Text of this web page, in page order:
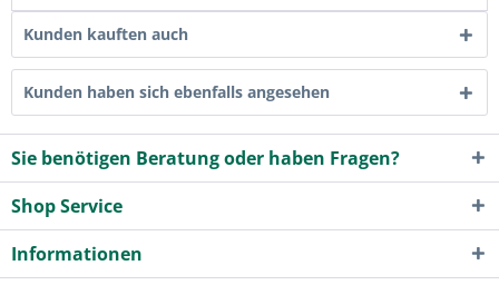
Kunden kauften auch
Kunden haben sich ebenfalls angesehen
Sie benötigen Beratung oder haben Fragen?
Shop Service
Informationen